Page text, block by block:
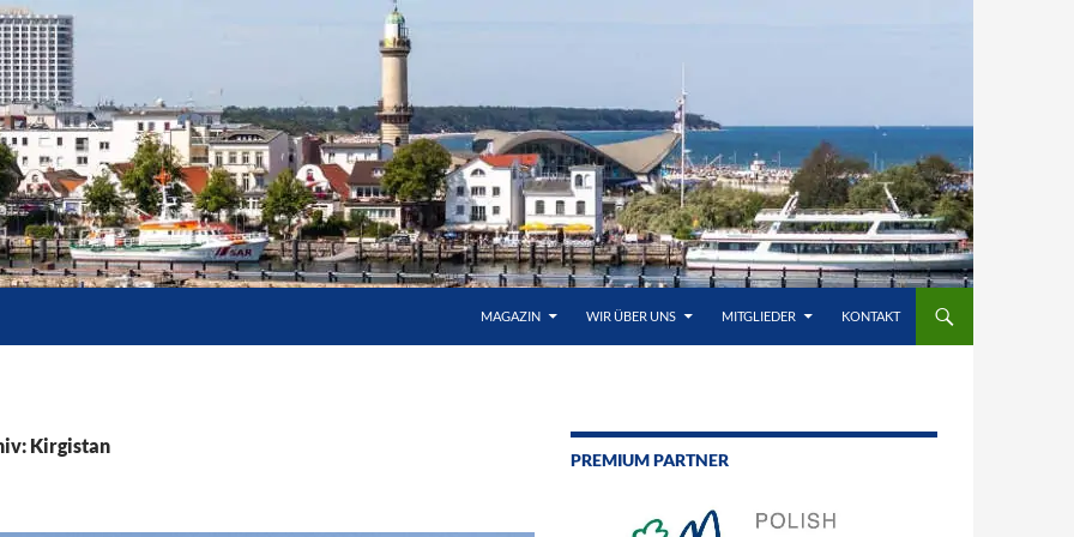
MAGAZIN WIR ÜBER UNS MITGLIEDER KONTAKT
Kirgistan
PREMIUM PARTNER